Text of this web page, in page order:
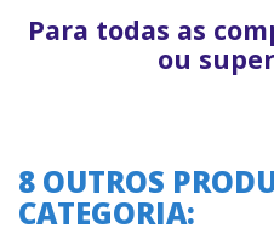
Para todas as
ou
8 OUTROS
CATEGORIA: